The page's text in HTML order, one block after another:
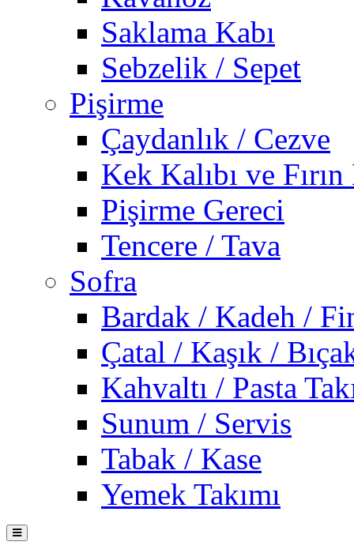
Saklama Kabı
Sebzelik / Sepet
Pişirme
Çaydanlık / Cezve
Kek Kalıbı ve Fırın
Pişirme Gereci
Tencere / Tava
Sofra
Bardak / Kadeh /
Çatal / Kaşık /
Kahvaltı / Pasta
Sunum / Servis
Tabak / Kase
Yemek Takımı